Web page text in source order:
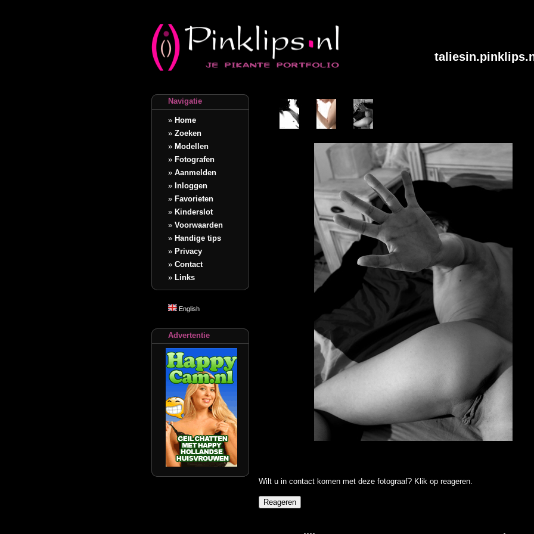
Navigatie
» Home
» Zoeken
» Modellen
» Fotografen
» Aanmelden
» Inloggen
» Favorieten
» Kinderslot
» Voorwaarden
» Handige tips
» Privacy
» Contact
» Links
English
Advertentie
Wilt u in contact komen met deze fotograaf? Klik op reageren.